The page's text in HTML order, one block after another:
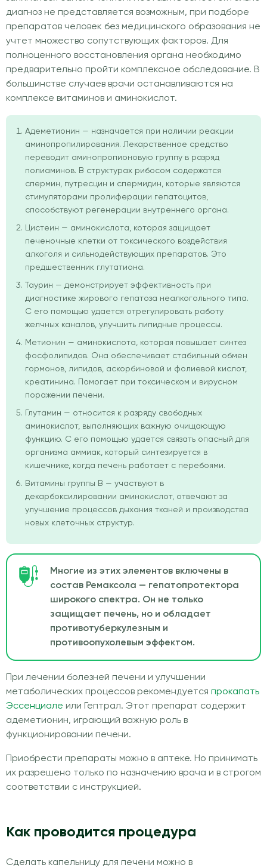
диагноз не представляется возможным, при подборе
препаратов человек без медицинского образования не
учтет множество сопутствующих факторов. Для
полноценного восстановления органа необходимо
предварительно пройти комплексное обследование. В
большинстве случаев врачи останавливаются на
комплексе витаминов и аминокислот.
Адеметионин — назначается при наличии реакции
аминопропилирования. Лекарственное средство
переводит аминопропионовую группу в разряд
полиаминов. В структурах рибосом содержатся
спермин, путресцин и спермидин, которые являются
стимуляторами пролиферации гепатоцитов,
способствуют регенерации внутреннего органа.
Цистеин — аминокислота, которая защищает
печеночные клетки от токсического воздействия
алкоголя и сильнодействующих препаратов. Это
предшественник глутатиона.
Таурин — демонстрирует эффективность при
диагностике жирового гепатоза неалкогольного типа.
С его помощью удается отрегулировать работу
желчных каналов, улучшить липидные процессы.
Метионин — аминокислота, которая повышает синтез
фосфолипидов. Она обеспечивает стабильный обмен
гормонов, липидов, аскорбиновой и фолиевой кислот,
креатинина. Помогает при токсическом и вирусном
поражении печени.
Глутамин — относится к разряду свободных
аминокислот, выполняющих важную очищающую
функцию. С его помощью удается связать опасный для
организма аммиак, который синтезируется в
кишечнике, когда печень работает с перебоями.
Витамины группы В — участвуют в
декарбоксилировании аминокислот, отвечают за
улучшение процессов дыхания тканей и производства
новых клеточных структур.
Многие из этих элементов включены в
состав Ремаксола — гепатопротектора
широкого спектра. Он не только
защищает печень, но и обладает
противотуберкулезным и
противоопухолевым эффектом.
При лечении болезней печени и улучшении
метаболических процессов рекомендуется прокапать
Эссенциале или Гептрал. Этот препарат содержит
адеметионин, играющий важную роль в
функционировании печени.
Приобрести препараты можно в аптеке. Но принимать
их разрешено только по назначению врача и в строгом
соответствии с инструкцией.
Как проводится процедура
Сделать капельницу для печени можно в